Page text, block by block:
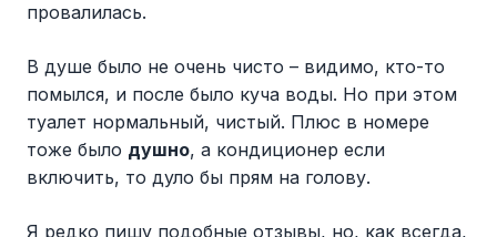
провалилась.
В душе было не очень чисто – видимо, кто-то
помылся, и после было куча воды. Но при этом
туалет нормальный, чистый. Плюс в номере
тоже было душно, а кондиционер если
включить, то дуло бы прям на голову.
Я редко пишу подобные отзывы, но, как всегда,